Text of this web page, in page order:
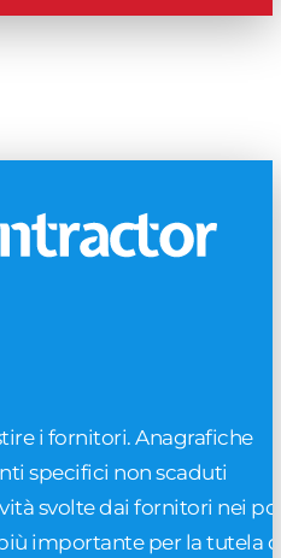
i fornitori. Anagrafiche
specifici non scaduti
svolte dai fornitori nei
importante per la tutela